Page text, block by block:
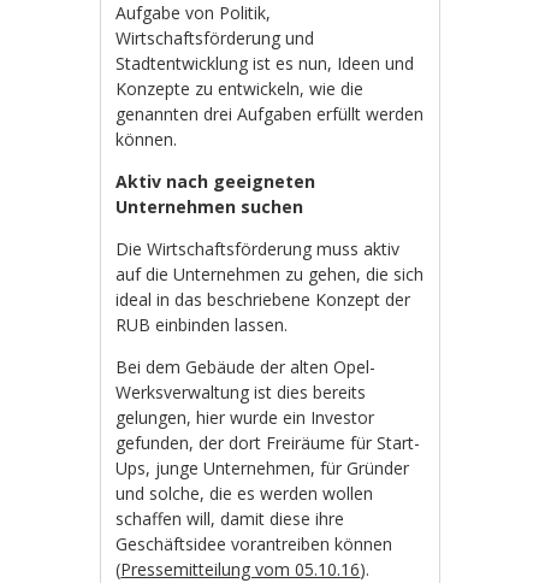
Aufgabe von Politik,
Wirtschaftsförderung und
Stadtentwicklung ist es nun, Ideen und
Konzepte zu entwickeln, wie die
genannten drei Aufgaben erfüllt werden
können.
Aktiv nach geeigneten
Unternehmen suchen
Die Wirtschaftsförderung muss aktiv
auf die Unternehmen zu gehen, die sich
ideal in das beschriebene Konzept der
RUB einbinden lassen.
Bei dem Gebäude der alten Opel-
Werksverwaltung ist dies bereits
gelungen, hier wurde ein Investor
gefunden, der dort Freiräume für Start-
Ups, junge Unternehmen, für Gründer
und solche, die es werden wollen
schaffen will, damit diese ihre
Geschäftsidee vorantreiben können
(Pressemitteilung vom 05.10.16).